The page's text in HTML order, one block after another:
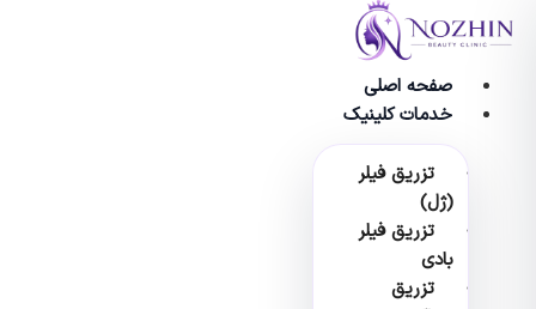
صفحه اصلی
خدمات کلینیک
تزریق فیلر
(ژل)
تزریق فیلر
بادی
تزریق